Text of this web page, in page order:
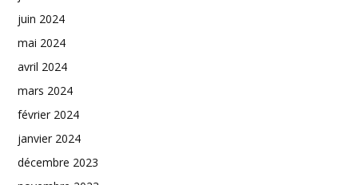
juin 2024
mai 2024
avril 2024
mars 2024
février 2024
janvier 2024
décembre 2023